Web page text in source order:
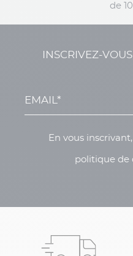
de
INSCRIVEZ-
En vous
politique de